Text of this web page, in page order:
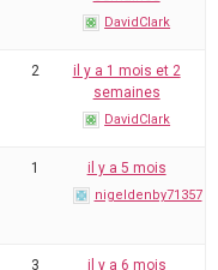
DavidClark
2
il y a 1 mois et 2
semaines
DavidClark
1 il y a 5 mois
nigeldenby71357
3 il y a 6 mois